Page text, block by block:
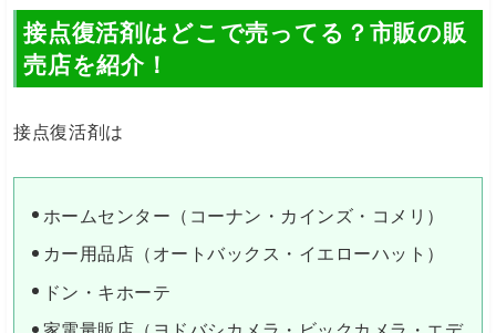
接点復活剤はどこで売ってる？市販の販
売店を紹介！
接点復活剤は
ホームセンター（コーナン・カインズ・コメリ）
カー用品店（オートバックス・イエローハット）
ドン・キホーテ